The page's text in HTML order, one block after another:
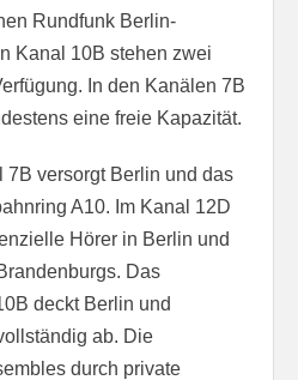
Rundfunk Berlin-
Kanal 10B stehen zwei
In den Kanälen 7B
eine freie Kapazität.
7B versorgt Berlin und das
A10. Im Kanal 12D
Hörer in Berlin und
Das
deckt Berlin und
ab. Die
durch private